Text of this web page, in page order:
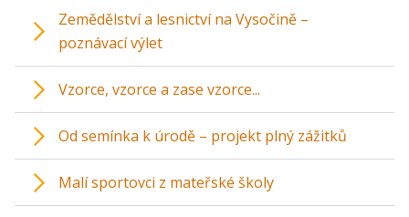
Zemědělství a lesnictví na Vysočině –
poznávací výlet
Vzorce, vzorce a zase vzorce...
Od semínka k úrodě – projekt plný zážitků
Malí sportovci z mateřské školy